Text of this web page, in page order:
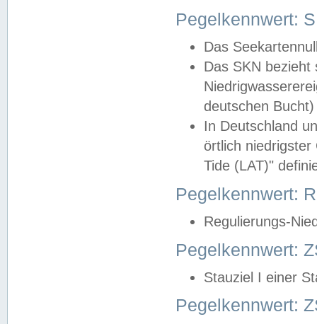
Pegelkennwert:
Das
Das SKN
deutschen
In Deutschland
örtlich
Tide (LAT)"
Pegelkennwert:
Regulierungs-
Pegelkennwert:
Stauziel I einer
Pegelkennwert: